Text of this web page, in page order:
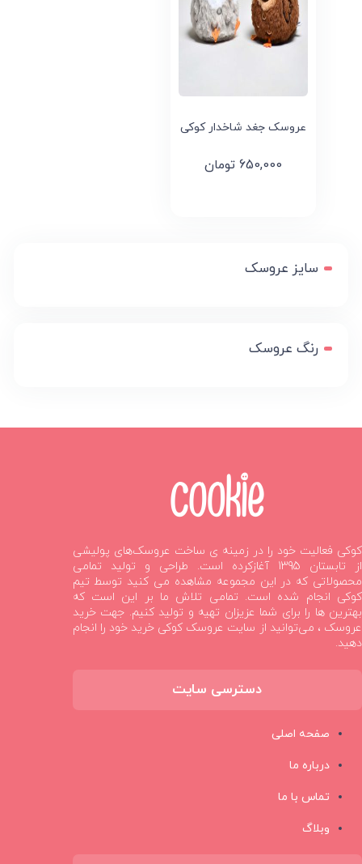
عروسک جغد شاخدار کوکی
650,000 تومان
سایز عروسک
رنگ عروسک
کوکی فعالیت خود را در زمینه ی ساخت عروسک‌های پولیشی
از تابستان 1395 آغازکرده است. طراحی و تولید تمامی
محصولاتی که در این مجموعه مشاهده می کنید توسط تیم
کوکی انجام شده است. تمامی تلاش ما بر این است که
بهترین ها را برای شما عزیزان تهیه و تولید کنیم. جهت خرید
عروسک ، می‌توانید از سایت عروسک کوکی خرید خود را انجام
دهید.
دسترسی سایت
صفحه اصلی
درباره ما
تماس با ما
وبلاگ